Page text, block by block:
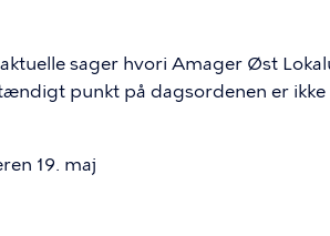
sager hvori Amager Øst
punkt på dagsordenen er
19. maj